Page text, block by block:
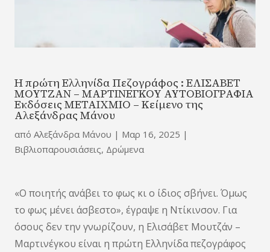
Η πρώτη Ελληνίδα Πεζογράφος : ΕΛΙΣΑΒΕΤ
ΜΟΥΤΖΑΝ – ΜΑΡΤΙΝΕΓΚΟΥ ΑΥΤΟΒΙΟΓΡΑΦΙΑ
Εκδόσεις ΜΕΤΑΙΧΜΙΟ – Κείμενο της
Αλεξάνδρας Μάνου
από Αλεξάνδρα Μάνου | Μαρ 16, 2025 |
Βιβλιοπαρουσιάσεις, Δρώμενα
«Ο ποιητής ανάβει το φως κι ο ίδιος σβήνει. Όμως
το φως μένει άσβεστο», έγραψε η Ντίκινσον. Για
όσους δεν την γνωρίζουν, η Ελισάβετ Μουτζάν –
Μαρτινέγκου είναι η πρώτη Ελληνίδα πεζογράφος